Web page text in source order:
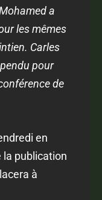
a
les mêmes
Carles
pour
de
en
la publication
à